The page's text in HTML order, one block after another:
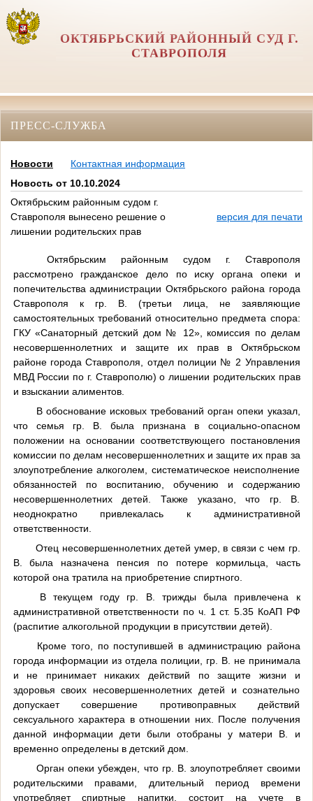
ОКТЯБРЬСКИЙ РАЙОННЫЙ СУД Г.
СТАВРОПОЛЯ
ПРЕСС-СЛУЖБА
Новости
Контактная информация
Новость от 10.10.2024
Октябрьским районным судом г.
Ставрополя вынесено решение о
лишении родительских прав
версия для печати
Октябрьским районным судом г. Ставрополя
рассмотрено гражданское дело по иску органа опеки и
попечительства администрации Октябрьского района города
Ставрополя к гр. В. (третьи лица, не заявляющие
самостоятельных требований относительно предмета спора:
ГКУ «Санаторный детский дом № 12», комиссия по делам
несовершеннолетних и защите их прав в Октябрьском
районе города Ставрополя, отдел полиции № 2 Управления
МВД России по г. Ставрополю) о лишении родительских прав
и взыскании алиментов.
В обоснование исковых требований орган опеки указал,
что семья гр. В. была признана в социально-опасном
положении на основании соответствующего постановления
комиссии по делам несовершеннолетних и защите их прав за
злоупотребление алкоголем, систематическое неисполнение
обязанностей по воспитанию, обучению и содержанию
несовершеннолетних детей. Также указано, что гр. В.
неоднократно привлекалась к административной
ответственности.
Отец несовершеннолетних детей умер, в связи с чем гр.
В. была назначена пенсия по потере кормильца, часть
которой она тратила на приобретение спиртного.
В текущем году гр. В. трижды была привлечена к
административной ответственности по ч. 1 ст. 5.35 КоАП РФ
(распитие алкогольной продукции в присутствии детей).
Кроме того, по поступившей в администрацию района
города информации из отдела полиции, гр. В. не принимала
и не принимает никаких действий по защите жизни и
здоровья своих несовершеннолетних детей и сознательно
допускает совершение противоправных действий
сексуального характера в отношении них. После получения
данной информации дети были отобраны у матери В. и
временно определены в детский дом.
Орган опеки убежден, что гр. В. злоупотребляет своими
родительскими правами, длительный период времени
употребляет спиртные напитки, состоит на учете в